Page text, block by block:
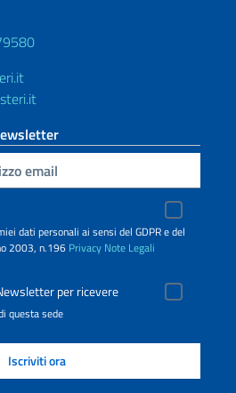
dati personali ai sensi del GDPR e del
2003, n.196 Privacy Note Legali
per ricevere
questa sede